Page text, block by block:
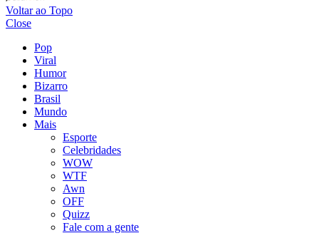
Voltar ao Topo
Close
Pop
Viral
Humor
Bizarro
Brasil
Mundo
Mais
Esporte
Celebridades
WOW
WTF
Awn
OFF
Quizz
Fale com a gente